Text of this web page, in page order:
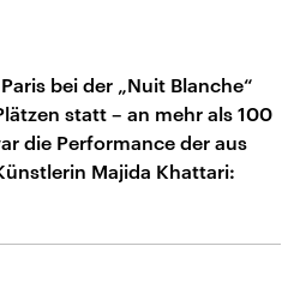
bei der „Nuit Blanche“
statt – an mehr als 100
die Performance der aus
Majida Khattari: